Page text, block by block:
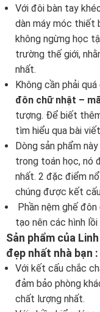
Với đôi bàn tay
dàn máy móc thiết
không ngừng học
trường thế giới,
nhất.
Không cần phải
đôn chữ nhật –
tượng. Để biết
tìm hiểu qua bài
Dòng sản phẩm
trong toán học,
nhất. 2 đặc điểm
chúng được kết
Phần nệm ghế
tạo nên các hình
Sản phẩm của
đẹp nhất nhà bạn :
Với kết cấu chắc
đảm bảo phòng
chất lượng nhất.